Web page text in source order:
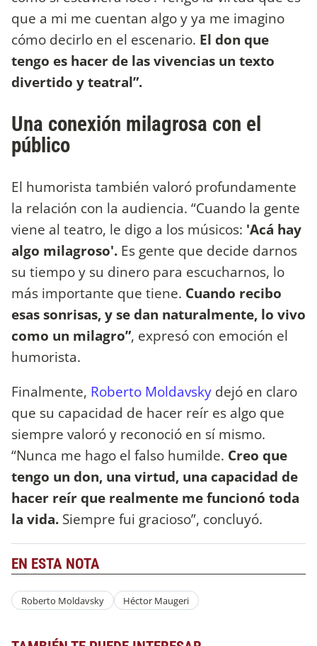
que a mi me cuentan algo y ya me imagino
cómo decirlo en el escenario. El don que
tengo es hacer de las vivencias un texto
divertido y teatral”.
Una conexión milagrosa con el
público
El humorista también valoró profundamente
la relación con la audiencia. “Cuando la gente
viene al teatro, le digo a los músicos: 'Acá hay
algo milagroso'. Es gente que decide darnos
su tiempo y su dinero para escucharnos, lo
más importante que tiene. Cuando recibo
esas sonrisas, y se dan naturalmente, lo vivo
como un milagro”, expresó con emoción el
humorista.
Finalmente, Roberto Moldavsky dejó en claro
que su capacidad de hacer reír es algo que
siempre valoró y reconoció en sí mismo.
“Nunca me hago el falso humilde. Creo que
tengo un don, una virtud, una capacidad de
hacer reír que realmente me funcionó toda
la vida. Siempre fui gracioso”, concluyó.
EN ESTA NOTA
Roberto Moldavsky Héctor Maugeri